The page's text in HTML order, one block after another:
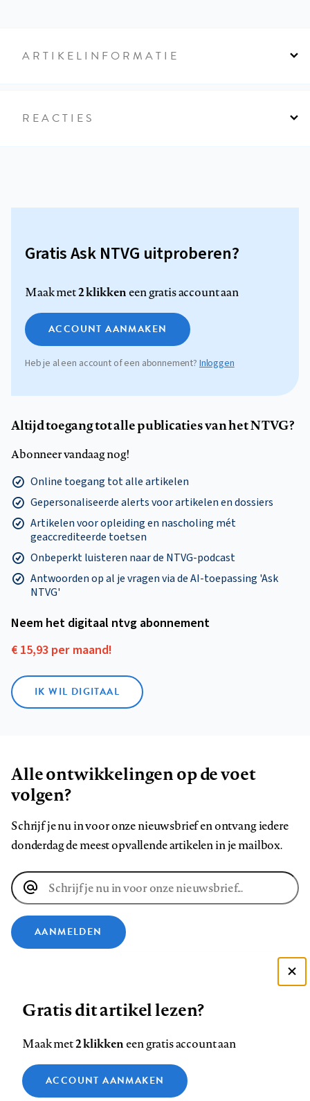
ARTIKELINFORMATIE
REACTIES
Gratis Ask NTVG uitproberen?
Maak met2 klikkeneen gratis account aan
ACCOUNT AANMAKEN
Heb je al een account of een abonnement?Inloggen
Altijd toegang tot alle publicaties van het NTVG?
Abonneer vandaag nog!
Online toegang tot alle artikelen
Gepersonaliseerde alerts voor artikelen en dossiers
Artikelen voor opleiding en nascholing mét
geaccrediteerde toetsen
Onbeperkt luisteren naar de NTVG-podcast
Antwoorden op al je vragen via de AI-toepassing 'Ask
NTVG'
Neem het digitaal ntvg abonnement
€ 15,93 per maand!
IK WIL DIGITAAL
Alle ontwikkelingen op de voet
volgen?
Schrijf je nu in voor onze nieuwsbrief en ontvang iedere
donderdag de meest opvallende artikelen in je mailbox.
E-
mailadres
AANMELDEN
ons
op
Facebook
ons
op
LinkedIn
ons
op
Bluesky
ons
op
Instagram
ons
op
YouTube
ons
Footer
Contact Colofon Disclaimer Privacy
Medische vragen verdienen
Zie onze cookie policy
Analytische cookies
Gratis dit artikel lezen?
Maak met2 klikkeneen gratis account aan
ACCOUNT AANMAKEN